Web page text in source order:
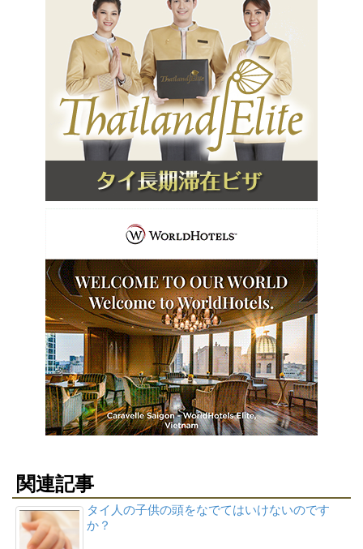
関連記事
タイ人の子供の頭をなでてはいけないのです
か？